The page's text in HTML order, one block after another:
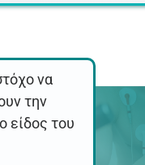
να
την
είδος του